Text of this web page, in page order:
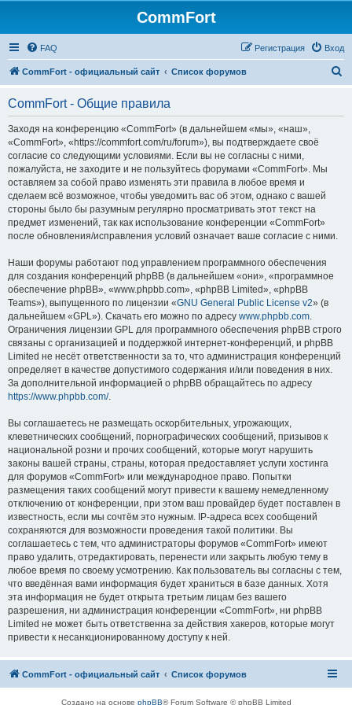
CommFort
FAQ Вход
Регистрация
CommFort - официальный сайт Список форумов
CommFort - Общие правила
Заходя на конференцию «CommFort» (в дальнейшем «мы», «наш»,
«CommFort», «https://commfort.com/ru/forum»), вы подтверждаете своё
согласие со следующими условиями. Если вы не согласны с ними,
пожалуйста, не заходите и не пользуйтесь форумами «CommFort». Мы
оставляем за собой право изменять эти правила в любое время и
сделаем всё возможное, чтобы уведомить вас об этом, однако с вашей
стороны было бы разумным регулярно просматривать этот текст на
предмет изменений, так как использование конференции «CommFort»
после обновления/исправления условий означает ваше согласие с ними.
Наши форумы работают под управлением программного обеспечения
для создания конференций phpBB (в дальнейшем «они», «программное
обеспечение phpBB», «www.phpbb.com», «phpBB Limited», «phpBB
Teams»), выпущенного по лицензии «GNU General Public License v2» (в
дальнейшем «GPL»). Скачать его можно по адресу www.phpbb.com.
Ограничения лицензии GPL для программного обеспечения phpBB строго
связаны с организацией и поддержкой интернет-конференций, и phpBB
Limited не несёт ответственности за то, что администрация конференций
определяет в качестве допустимого содержания и/или поведения в них.
За дополнительной информацией о phpBB обращайтесь по адресу
https://www.phpbb.com/.
Вы соглашаетесь не размещать оскорбительных, угрожающих,
клеветнических сообщений, порнографических сообщений, призывов к
национальной розни и прочих сообщений, которые могут нарушить
законы вашей страны, страны, которая предоставляет услуги хостинга
для форумов «CommFort» или международное право. Попытки
размещения таких сообщений могут привести к вашему немедленному
отключению от конференции, при этом ваш провайдер будет поставлен в
известность, если мы сочтём это нужным. IP-адреса всех сообщений
сохраняются для возможности проведения такой политики. Вы
соглашаетесь с тем, что администраторы форумов «CommFort» имеют
право удалить, отредактировать, перенести или закрыть любую тему в
любое время по своему усмотрению. Как пользователь вы согласны с тем,
что введённая вами информация будет храниться в базе данных. Хотя
эта информация не будет открыта третьим лицам без вашего
разрешения, ни администрация конференции «CommFort», ни phpBB
Limited не может быть ответственна за действия хакеров, которые могут
привести к несанкционированному доступу к ней.
CommFort - официальный сайт Список форумов
Создано на основе phpBB® Forum Software © phpBB Limited